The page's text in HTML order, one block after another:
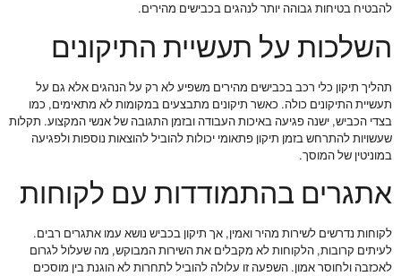
להבטיח בטיחות גבוהה יותר לנהגים בכבישים מהירים.
השלכות על תעשיית התיקונים
תהליך תיקון כלי רכב בכבישים מהירים משפיע לא רק על הנהגים אלא גם על
תעשיית התיקונים כולה. כאשר תיקונים מתבצעים במקומות לא מתאימים, כמו
בצדי הכביש, ישנה פגיעה באיכות העבודה ובזמן התגובה של אנשי המקצוע. תקלות
שעשויות להתרחש בזמן תיקון פתאומי יכולות להוביל להוצאות נוספות ולפגיעה
במוניטין של המוסך.
אתגרים בהתמודדות עם לקוחות
לקוחות נדרשים לשירות מהיר ואמין, אך תיקון בכביש נושא עמו אתגרים רבים.
לעיתים קרובות, הלקוחות לא מקבלים את השירות המבוקש, מה שעלול לגרום
לאכזבה ולחוסר אמון. השפעה זו עלולה להוביל לתחרות לא הוגנת בין מוסכים